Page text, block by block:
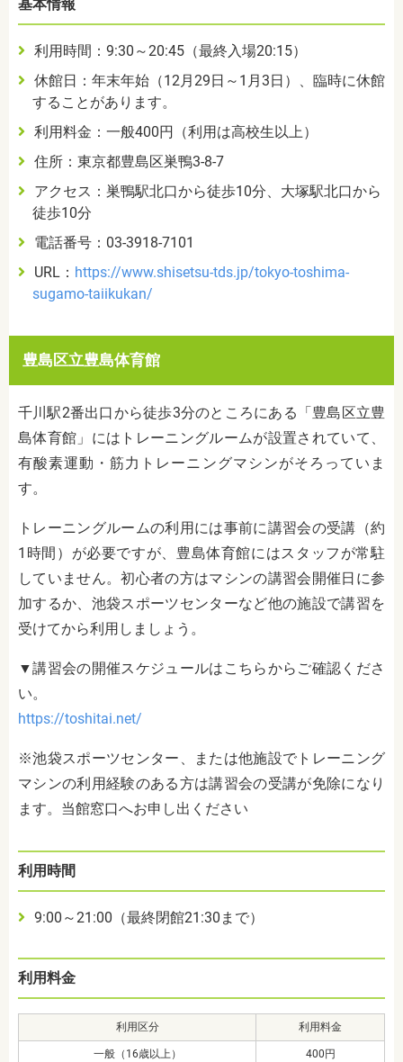
基本情報
利用時間： 9:30 ～20:45（最終入場20:15）
休館日：年末年始（12月29日～ 1 月3日）、臨時に休館
することがあります。
利用料金：一般400円（利用は高校生以上）
住所：東京都豊島区巣鴨3-8-7
アクセス：巣鴨駅北口から徒歩10分、大塚駅北口から
徒歩10分
電話番号： 03-3918-7101
URL： https://www.shisetsu-tds.jp/tokyo-toshima-
sugamo-taiikukan/
豊島区立豊島体育館
千川駅2番出口から徒歩3分のところにある「豊島区立豊
島体育館」にはトレーニングルームが設置されていて、
有酸素運動・筋力トレーニングマシンがそろっていま
す。
トレーニングルームの利用には事前に講習会の受講（約
1時間）が必要ですが、豊島体育館にはスタッフが常駐
していません。初心者の方はマシンの講習会開催日に参
加するか、池袋スポーツセンターなど他の施設で講習を
受けてから利用しましょう。
▼講習会の開催スケジュールはこちらからご確認くださ
い。
https://toshitai.net/
※池袋スポーツセンター、または他施設でトレーニング
マシンの利用経験のある方は講習会の受講が免除になり
ます。当館窓口へお申し出ください
利用時間
9:00～21:00（最終閉館21:30まで）
利用料金
利用区分 利用料金
一般（16歳以上） 400円